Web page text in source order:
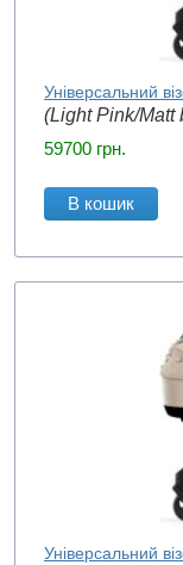
Універсальний
(Light Pink/Matt
59700 грн.
В кошик
Універсальний